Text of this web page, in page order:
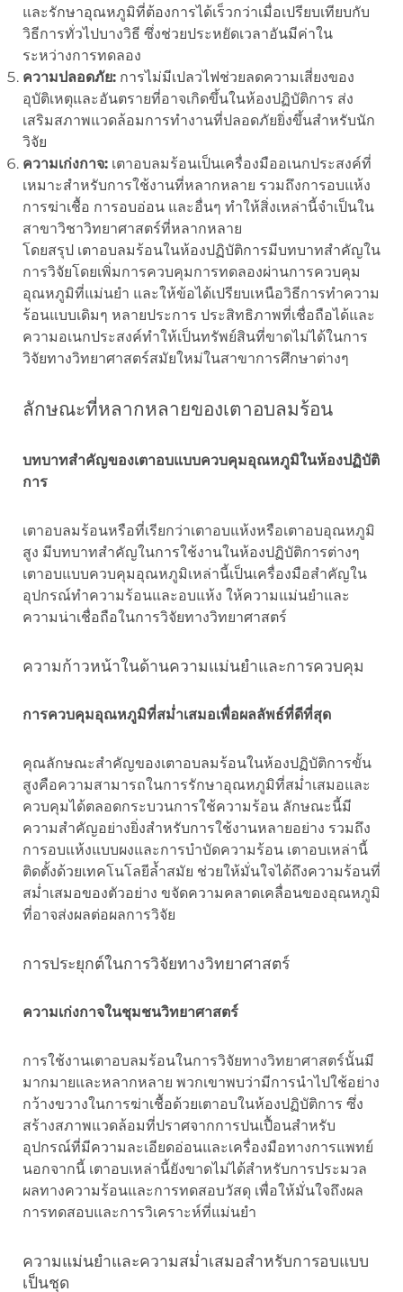
และรักษาอุณหภูมิที่ต้องการได้เร็วกว่าเมื่อเปรียบเทียบกับ
วิธีการทั่วไปบางวิธี ซึ่งช่วยประหยัดเวลาอันมีค่าใน
ระหว่างการทดลอง
ความปลอดภัย: การไม่มีเปลวไฟช่วยลดความเสี่ยงของ
อุบัติเหตุและอันตรายที่อาจเกิดขึ้นในห้องปฏิบัติการ ส่ง
เสริมสภาพแวดล้อมการทำงานที่ปลอดภัยยิ่งขึ้นสำหรับนัก
วิจัย
ความเก่งกาจ: เตาอบลมร้อนเป็นเครื่องมืออเนกประสงค์ที่
เหมาะสำหรับการใช้งานที่หลากหลาย รวมถึงการอบแห้ง
การฆ่าเชื้อ การอบอ่อน และอื่นๆ ทำให้สิ่งเหล่านี้จำเป็นใน
สาขาวิชาวิทยาศาสตร์ที่หลากหลาย
โดยสรุป เตาอบลมร้อนในห้องปฏิบัติการมีบทบาทสำคัญใน
การวิจัยโดยเพิ่มการควบคุมการทดลองผ่านการควบคุม
อุณหภูมิที่แม่นยำ และให้ข้อได้เปรียบเหนือวิธีการทำความ
ร้อนแบบเดิมๆ หลายประการ ประสิทธิภาพที่เชื่อถือได้และ
ความอเนกประสงค์ทำให้เป็นทรัพย์สินที่ขาดไม่ได้ในการ
วิจัยทางวิทยาศาสตร์สมัยใหม่ในสาขาการศึกษาต่างๆ
ลักษณะที่หลากหลายของเตาอบลมร้อน
บทบาทสำคัญของเตาอบแบบควบคุมอุณหภูมิในห้องปฏิบัติ
การ
เตาอบลมร้อนหรือที่เรียกว่าเตาอบแห้งหรือเตาอบอุณหภูมิ
สูง มีบทบาทสำคัญในการใช้งานในห้องปฏิบัติการต่างๆ
เตาอบแบบควบคุมอุณหภูมิเหล่านี้เป็นเครื่องมือสำคัญใน
อุปกรณ์ทำความร้อนและอบแห้ง ให้ความแม่นยำและ
ความน่าเชื่อถือในการวิจัยทางวิทยาศาสตร์
ความก้าวหน้าในด้านความแม่นยำและการควบคุม
การควบคุมอุณหภูมิที่สม่ำเสมอเพื่อผลลัพธ์ที่ดีที่สุด
คุณลักษณะสำคัญของเตาอบลมร้อนในห้องปฏิบัติการขั้น
สูงคือความสามารถในการรักษาอุณหภูมิที่สม่ำเสมอและ
ควบคุมได้ตลอดกระบวนการใช้ความร้อน ลักษณะนี้มี
ความสำคัญอย่างยิ่งสำหรับการใช้งานหลายอย่าง รวมถึง
การอบแห้งแบบผงและการบำบัดความร้อน เตาอบเหล่านี้
ติดตั้งด้วยเทคโนโลยีล้ำสมัย ช่วยให้มั่นใจได้ถึงความร้อนที่
สม่ำเสมอของตัวอย่าง ขจัดความคลาดเคลื่อนของอุณหภูมิ
ที่อาจส่งผลต่อผลการวิจัย
การประยุกต์ในการวิจัยทางวิทยาศาสตร์
ความเก่งกาจในชุมชนวิทยาศาสตร์
การใช้งานเตาอบลมร้อนในการวิจัยทางวิทยาศาสตร์นั้นมี
มากมายและหลากหลาย พวกเขาพบว่ามีการนำไปใช้อย่าง
กว้างขวางในการฆ่าเชื้อด้วยเตาอบในห้องปฏิบัติการ ซึ่ง
สร้างสภาพแวดล้อมที่ปราศจากการปนเปื้อนสำหรับ
อุปกรณ์ที่มีความละเอียดอ่อนและเครื่องมือทางการแพทย์
นอกจากนี้ เตาอบเหล่านี้ยังขาดไม่ได้สำหรับการประมวล
ผลทางความร้อนและการทดสอบวัสดุ เพื่อให้มั่นใจถึงผล
การทดสอบและการวิเคราะห์ที่แม่นยำ
ความแม่นยำและความสม่ำเสมอสำหรับการอบแบบ
เป็นชุด